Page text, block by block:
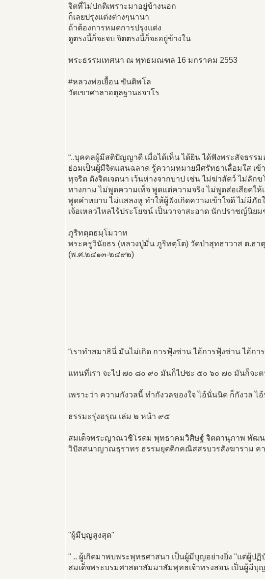
จิตที่ไม่ปกติเพราะมาอยู่ข้างนอก
ก็เลยปรุงแต่งต่างๆนานา
ถ้าต้องการหมดการปรุงแต่ง
ดูตรงนี้ก็จะจบ จิตตรงนี้ก็จะอยู่ข้างใน
พระธรรมเทศนา ณ พุทธมณฑล 16 มกราคม 2553
#หลวงพ่อเยื้อน ขันติพโล
วัดเขาศาลาอตุลฐานะจาโร
“..บุคคลผู้มีสติปัญญาดี เมื่อได้เห็น ได้ยิน ได้ฟังพระสัจธรร
ย่อมเป็นผู้มีจิตแสนฉลาด รู้ความหมายมีศรัทธาเลื่อมใส เข้
ทุจริต ดังจิตเจตนา เว้นห่างจากบาป เช่น ไม่ฆ่าสัตว์ ไม่ลัก
ทางกาม ไม่พูดความเท็จ พูดแต่ความจริง ไม่พูดส่อเสียดใ
พูดคำหยาบ ไม่แสลงหู ทำให้ผู้ฟังเกิดความเข้าใจดี ไม่มีภั
เจ้อเหลวไหลไร้ประโยชน์ เป็นวาจาสะอาด นักปราชญ์นิยม
ภูริทตฺตธมฺโมวาท
พระครูวินัยธร (หลวงปู่มั่น ภูริทตฺโต) วัดป่าสุทธาวาส ต.ธา
(พ.ศ.๒๔๑๓-๒๔๙๒)
“เราทำสมาธินี่ มันไม่เกิด การฟุ้งซ่าน ไอ้การฟุ้งซ่าน ไอ้ก
แทนที่เรา จะไป ๗๐ ๘๐ ๙๐ มันก็ไปซะ ๕๐ ๖๐ ๗๐ มันก็จะต
เพราะว่า ความกังวลนี้ ทำกังวลของใจ ไอ้นั่นนิด ก็กังวล ไ
ธรรมะรุ่งอรุณ เล่ม ๒ หน้า ๙๕
สมเด็จพระญาณวชิโรดม พุทธาคมวิศิษฐ์ จิตตานุภาพ พัฒน
วิปัสสนาญาณธุราทร ธรรมยุตติกคณิสสรบวรสังฆาราม ค
"ผู้มีบุญสูงสุด"
" .. ผู้เกิดมาพบพระพุทธศาสนา เป็นผู้มีบุญอย่างยิ่ง "แต่ผู้ป
สมเด็จพระบรมศาสดาสัมมาสัมพุทธเจ้าทรงสอน เป็นผู้มีบุ